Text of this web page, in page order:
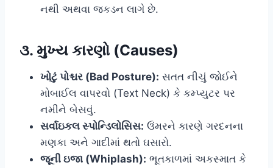
નથી અથવા જકડન લાગે છે.
૩. મુખ્ય કારણો (Causes)
ખોટું પોશ્ચર (Bad Posture): સતત નીચું જોઈને
મોબાઈલ વાપરવો (Text Neck) કે કમ્પ્યુટર પર
નમીને બેસવું.
સર્વાઇકલ સ્પોન્ડિલોસિસ: ઉંમરને કારણે ગરદનના
મણકા અને ગાદીમાં થતો ઘસારો.
જૂની ઇજા (Whiplash): ભૂતકાળમાં અકસ્માત કે